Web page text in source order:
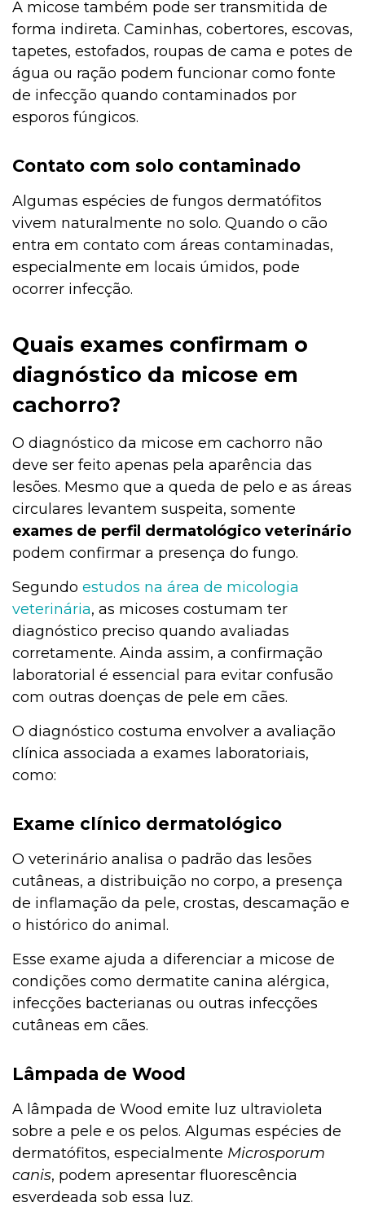
A micose também pode ser transmitida de
forma indireta. Caminhas, cobertores, escovas,
tapetes, estofados, roupas de cama e potes de
água ou ração podem funcionar como fonte
de infecção quando contaminados por
esporos fúngicos.
Contato com solo contaminado
Algumas espécies de fungos dermatófitos
vivem naturalmente no solo. Quando o cão
entra em contato com áreas contaminadas,
especialmente em locais úmidos, pode
ocorrer infecção.
Quais exames confirmam o
diagnóstico da micose em
cachorro?
O diagnóstico da micose em cachorro não
deve ser feito apenas pela aparência das
lesões. Mesmo que a queda de pelo e as áreas
circulares levantem suspeita, somente
exames de perfil dermatológico veterinário
podem confirmar a presença do fungo.
Segundo estudos na área de micologia
veterinária, as micoses costumam ter
diagnóstico preciso quando avaliadas
corretamente. Ainda assim, a confirmação
laboratorial é essencial para evitar confusão
com outras doenças de pele em cães.
O diagnóstico costuma envolver a avaliação
clínica associada a exames laboratoriais,
como:
Exame clínico dermatológico
O veterinário analisa o padrão das lesões
cutâneas, a distribuição no corpo, a presença
de inflamação da pele, crostas, descamação e
o histórico do animal.
Esse exame ajuda a diferenciar a micose de
condições como dermatite canina alérgica,
infecções bacterianas ou outras infecções
cutâneas em cães.
Lâmpada de Wood
A lâmpada de Wood emite luz ultravioleta
sobre a pele e os pelos. Algumas espécies de
dermatófitos, especialmente Microsporum
canis, podem apresentar fluorescência
esverdeada sob essa luz.